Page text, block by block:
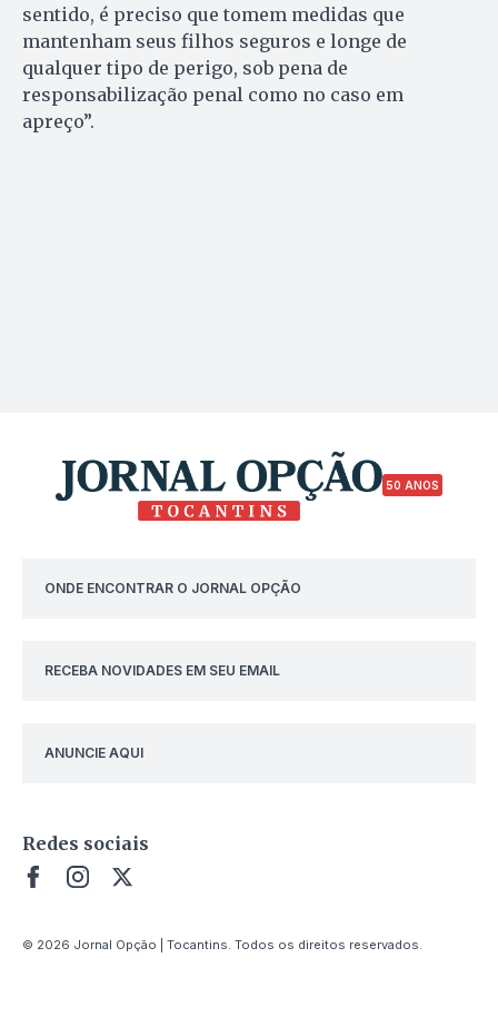
sentido, é preciso que tomem medidas que
mantenham seus filhos seguros e longe de
qualquer tipo de perigo, sob pena de
responsabilização penal como no caso em
apreço”.
50 ANOS
ONDE ENCONTRAR O JORNAL OPÇÃO
RECEBA NOVIDADES EM SEU EMAIL
ANUNCIE AQUI
Redes sociais
© 2026 Jornal Opção | Tocantins. Todos os direitos reservados.